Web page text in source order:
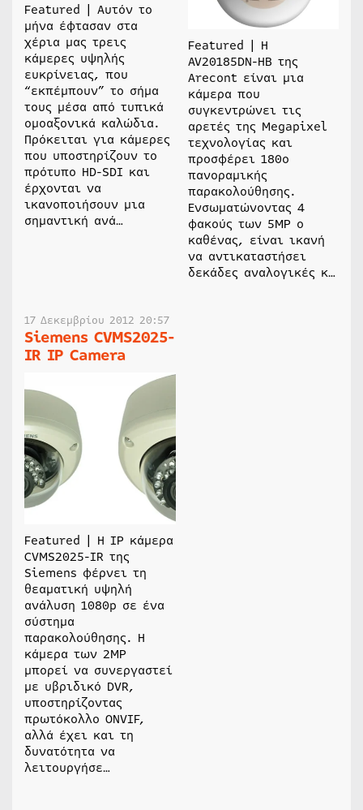
Featured | Αυτόν το
μήνα έφτασαν στα
χέρια μας τρεις
κάμερες υψηλής
ευκρίνειας, που
“εκπέμπουν” το σήμα
τους μέσα από τυπικά
ομοαξονικά καλώδια.
Πρόκειται για κάμερες
που υποστηρίζουν το
πρότυπο HD-SDI και
έρχονται να
ικανοποιήσουν μια
σημαντική ανά…
Featured | Η
AV20185DN-HB της
Arecont είναι μια
κάμερα που
συγκεντρώνει τις
αρετές της Megapixel
τεχνολογίας και
προσφέρει 180ο
πανοραμικής
παρακολούθησης.
Ενσωματώνοντας 4
φακούς των 5MP ο
καθένας, είναι ικανή
να αντικαταστήσει
δεκάδες αναλογικές κ…
17 Δεκεμβρίου 2012 20:57
Siemens CVMS2025-
IR IP Camera
Featured | Η IP κάμερα
CVMS2025-IR της
Siemens φέρνει τη
θεαματική υψηλή
ανάλυση 1080p σε ένα
σύστημα
παρακολούθησης. Η
κάμερα των 2MP
μπορεί να συνεργαστεί
με υβριδικό DVR,
υποστηρίζοντας
πρωτόκολλο ONVIF,
αλλά έχει και τη
δυνατότητα να
λειτουργήσε…